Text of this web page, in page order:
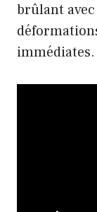
brûlant
immédiates.